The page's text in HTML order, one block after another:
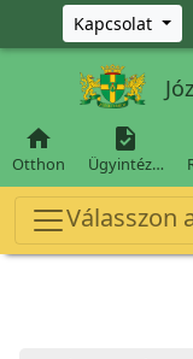
Ugrás a fő tartalomra
Kapcsolat

Otthon

Ügyintéz…
Válasszon